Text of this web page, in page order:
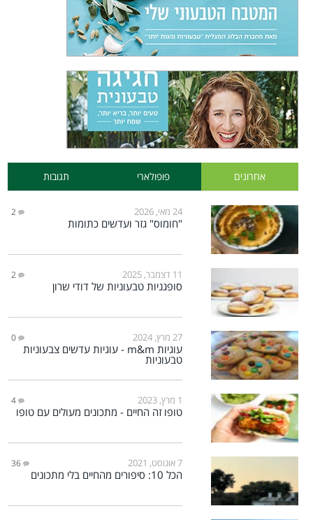
אחרונים פופולארי תגובות
24 מאי, 2026 2
"חומוס" גזר ועדשים כתומות
11 דצמבר, 2025 2
סופגניות טבעוניות של דודי שרון
27 מרץ, 2024 0
עוגיות m&m - עוגיות עדשים צבעוניות
טבעוניות
1 מרץ, 2023 4
טופו זה החיים - מתכונים מעולים עם טופו
7 אוגוסט, 2021 36
הכל 10: סיפורים מהחיים בלי מתכונים